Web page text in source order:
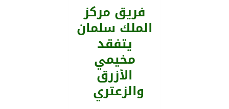
فريق مركز
الملك سلمان
يتفقد
مخيمي
الأزرق
والزعتري